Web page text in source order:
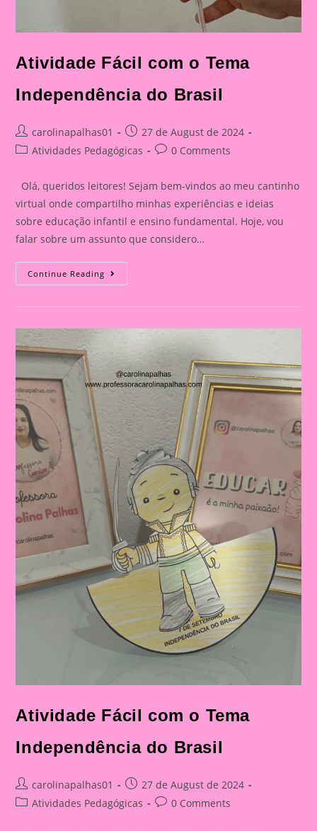
Atividade Fácil com o Tema
Independência do Brasil
Post
author:
carolinapalhas01
Post
published:
27 de August de 2024
PostAtividades Pedagógicas
Post0 Comments
Olá, queridos leitores! Sejam bem-vindos ao meu cantinho
virtual onde compartilho minhas experiências e ideias
sobre educação infantil e ensino fundamental. Hoje, vou
falar sobre um assunto que considero…
Continue Reading Atividade
Fácil
O
Brasil
Atividade Fácil com o Tema
Independência do Brasil
Post
author:
carolinapalhas01
Post
published:
27 de August de 2024
PostAtividades Pedagógicas
Post0 Comments